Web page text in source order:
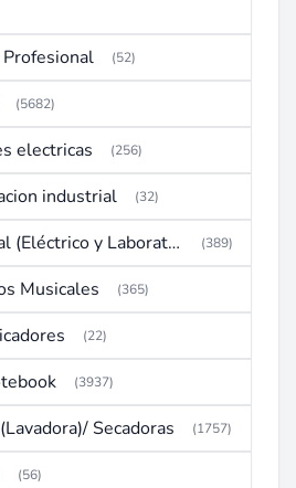
(52)
(5682)
electricas (256)
industrial (32)
Instrumental (Eléctrico y Laboratorio) (389)
Musicales (365)
(22)
(3937)
Secadoras (1757)
(56)